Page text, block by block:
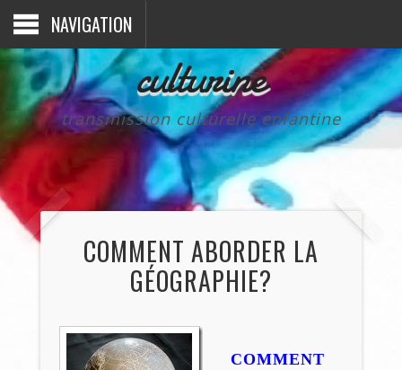
NAVIGATION
culturine
transmission culturelle enfantine
COMMENT ABORDER LA
GÉOGRAPHIE?
COMMENT